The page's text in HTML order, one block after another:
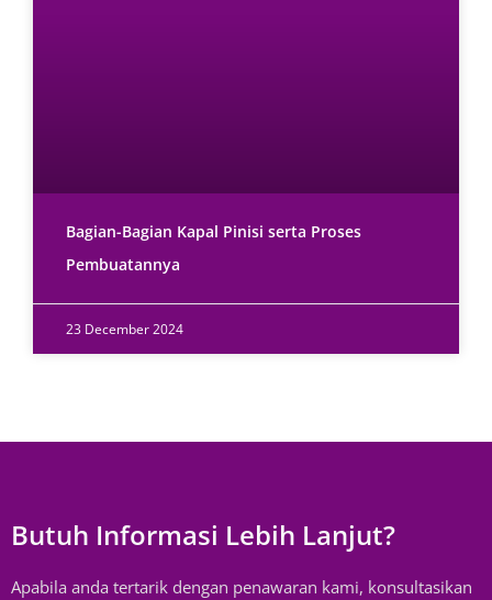
Bagian-Bagian Kapal Pinisi serta Proses
Pembuatannya
23 December 2024
Butuh Informasi Lebih Lanjut?
Apabila anda tertarik dengan penawaran kami, konsultasikan